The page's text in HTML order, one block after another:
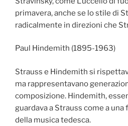
primavera, anche se lo stile di
radicalmente in direzioni che
Paul Hindemith (1895-1963)
Strauss e Hindemith si
ma rappresentavano
composizione. Hindemith,
guardava a Strauss come a
della musica tedesca.